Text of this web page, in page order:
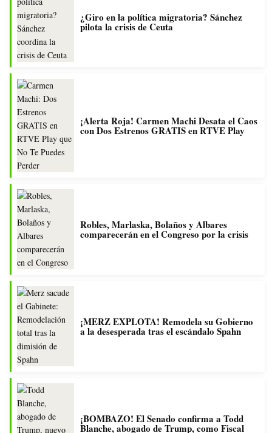
¿Giro en la política migratoria? Sánchez
pilota la crisis de Ceuta
¡Alerta Roja! Carmen Machi Desata el Caos
con Dos Estrenos GRATIS en RTVE Play
Robles, Marlaska, Bolaños y Albares
comparecerán en el Congreso por la crisis
¡MERZ EXPLOTA! Remodela su Gobierno
a la desesperada tras el escándalo Spahn
¡BOMBAZO! El Senado confirma a Todd
Blanche, abogado de Trump, como Fiscal